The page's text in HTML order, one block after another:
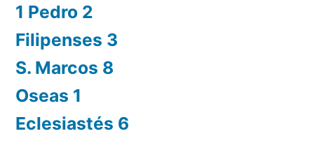
1 Pedro 2
Filipenses 3
S. Marcos 8
Oseas 1
Eclesiastés 6